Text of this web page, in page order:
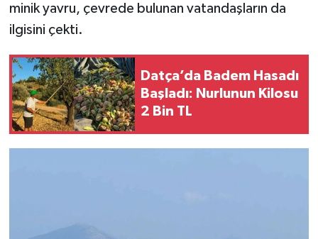
minik yavru, çevrede bulunan vatandaşların da
ilgisini çekti.
Datça’da Badem Hasadı
Başladı: Nurlunun Kilosu
2 Bin TL